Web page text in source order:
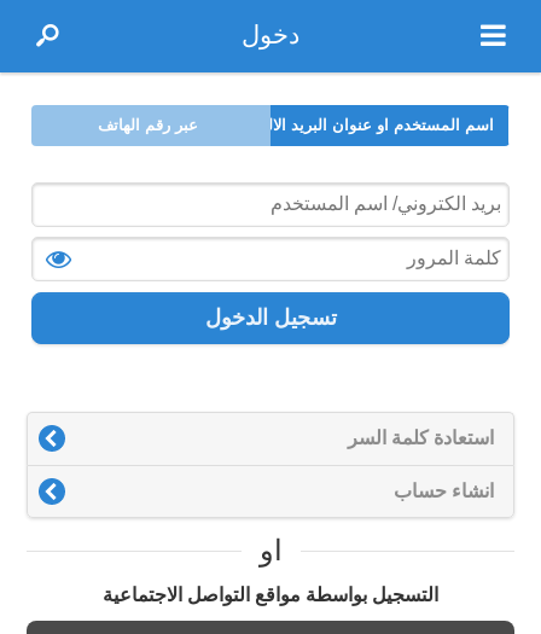
دخول
اسم المستخدم او عنوان البريد الالكتروني عبر رقم الهاتف
تسجيل الدخول
استعادة كلمة السر
انشاء حساب
او
التسجيل بواسطة مواقع التواصل الاجتماعية